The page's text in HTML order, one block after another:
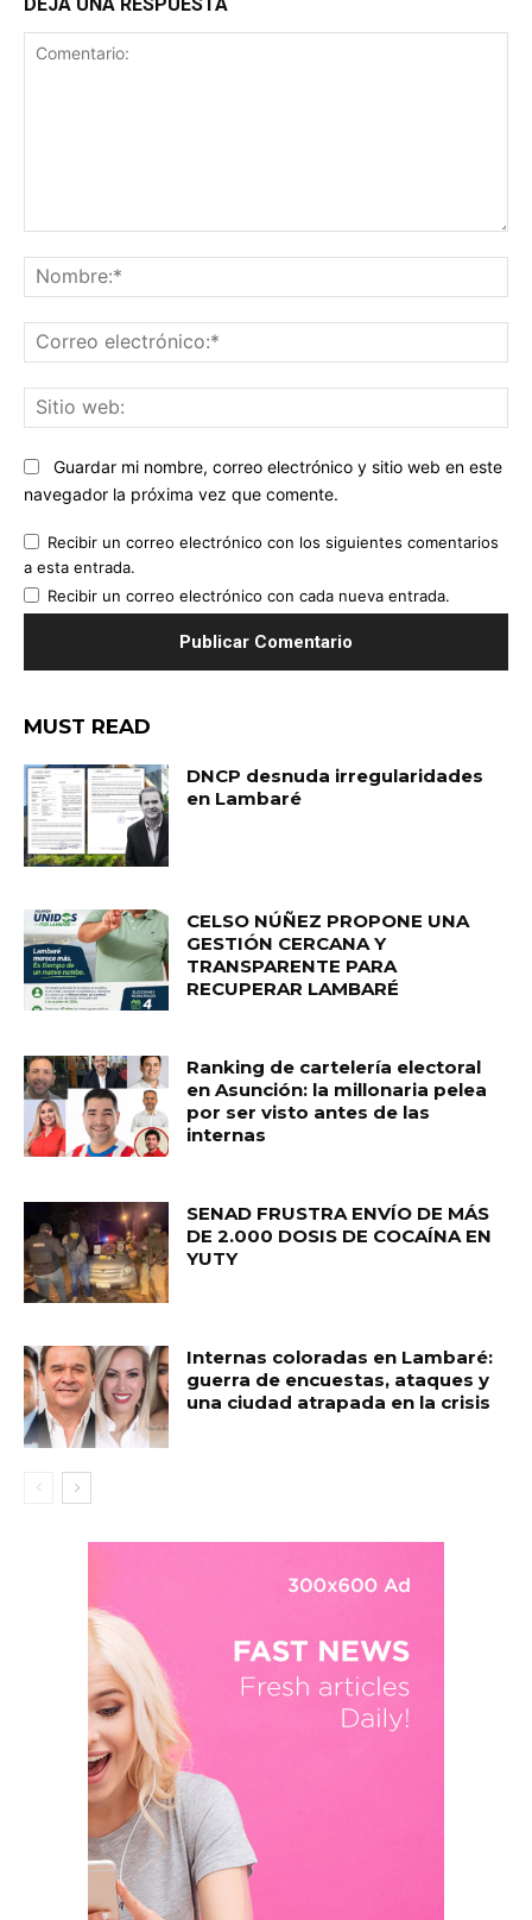
Guardar mi nombre, correo electrónico y sitio web en este
navegador la próxima vez que comente.
Recibir un correo electrónico con los siguientes comentarios
a esta entrada.
Recibir un correo electrónico con cada nueva entrada.
MUST READ
DNCP desnuda irregularidades
en Lambaré
CELSO NÚÑEZ PROPONE UNA
GESTIÓN CERCANA Y
TRANSPARENTE PARA
RECUPERAR LAMBARÉ
Ranking de cartelería electoral
en Asunción: la millonaria pelea
por ser visto antes de las
internas
SENAD FRUSTRA ENVÍO DE MÁS
DE 2.000 DOSIS DE COCAÍNA EN
YUTY
Internas coloradas en Lambaré:
guerra de encuestas, ataques y
una ciudad atrapada en la crisis